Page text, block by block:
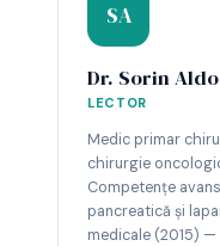
SA
Dr. Sorin
LECTOR
Medic primar
chirurgie
Competențe
pancreatică și
medicale (2015) —